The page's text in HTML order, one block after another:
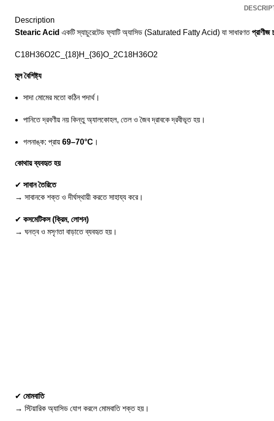
Description
Stearic Acid একটি স্যাচুরেটেড ফ্যাটি অ্যাসিড (Saturated Fatty Acid) যা সাধারণতপ্রাণীজ
C18H36O2C_{18}H_{36}O_2C18H36O2
মূল বৈশিষ্ট্য
সাদা মোমের মতো কঠিন পদার্থ।
পানিতে দ্রবণীয় নয় কিন্তু অ্যালকোহল, তেল ও জৈব দ্রাবকে দ্রবীভূত হয়।
গলনাঙ্ক: প্রায় 69–70°C ।
কোথায় ব্যবহৃত হয়
✔ সাবান তৈরিতে
→ সাবানকে শক্ত ও দীর্ঘস্থায়ী করতে সাহায্য করে।
✔ কসমেটিকস (ক্রিম, লোশন)
→ ঘনত্ব ও মসৃণতা বাড়াতে ব্যবহৃত হয়।
✔ মোমবাতি
→ স্টিয়ারিক অ্যাসিড যোগ করলে মোমবাতি শক্ত হয়।